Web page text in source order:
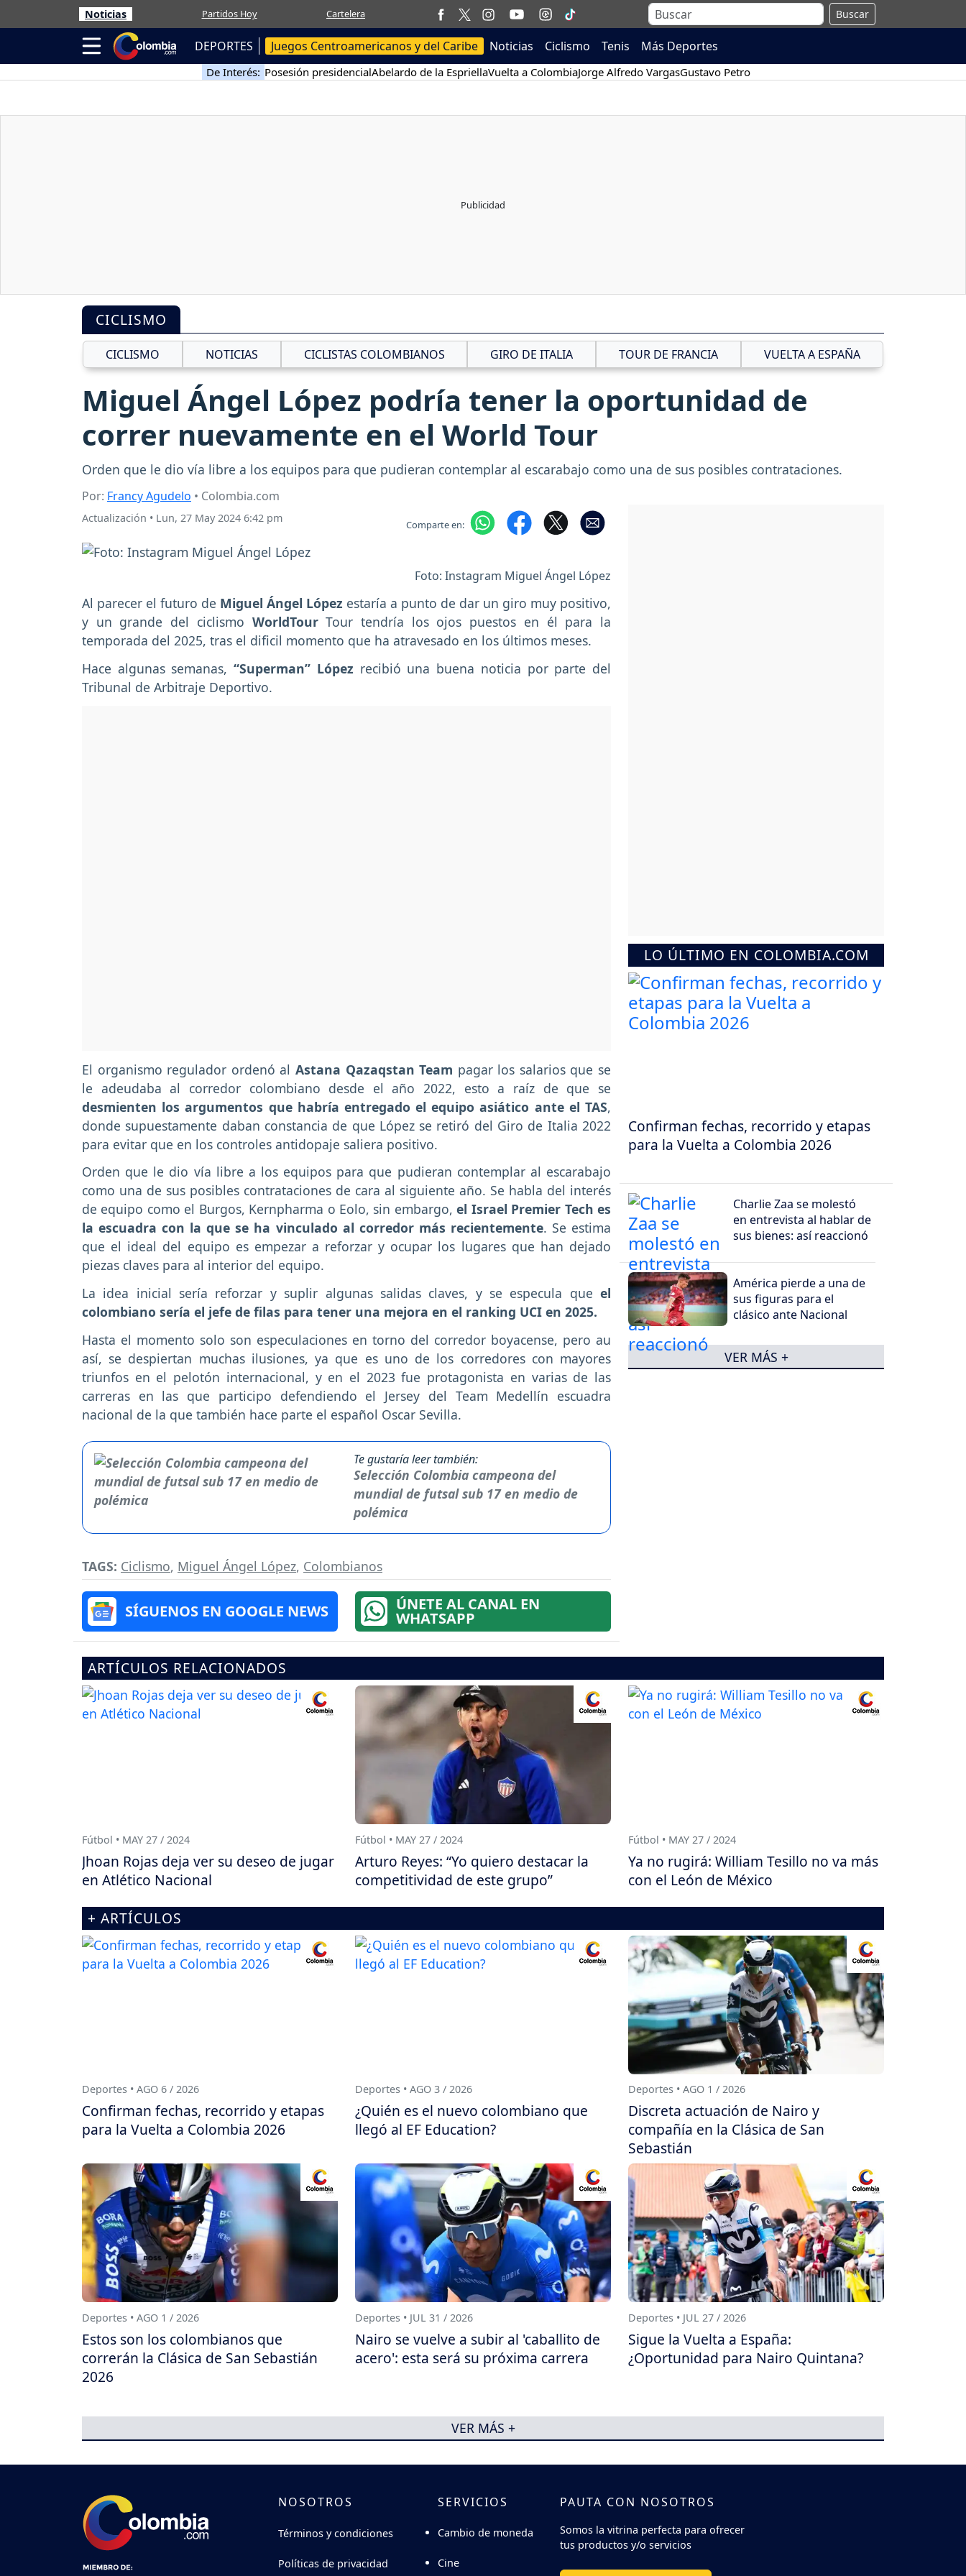
Noticias Partidos Hoy Cartelera Buscar
DEPORTES Juegos Centroamericanos y del Caribe Noticias Ciclismo Tenis Más Deportes
De Interés: Posesión presidencialAbelardo de la EspriellaVuelta a ColombiaJorge Alfredo VargasGustavo Petro
CICLISMO
CICLISMO NOTICIAS CICLISTAS COLOMBIANOS GIRO DE ITALIA TOUR DE FRANCIA VUELTA A ESPAÑA
Miguel Ángel López podría tener la oportunidad de
correr nuevamente en el World Tour
Orden que le dio vía libre a los equipos para que pudieran contemplar al escarabajo como una de sus posibles contrataciones.
Por: Francy Agudelo • Colombia.com
Actualización • Lun, 27 May 2024 6:42 pm Comparte en:
Foto: Instagram Miguel Ángel López
Al parecer el futuro de Miguel Ángel López estaría a punto de dar un giro muy positivo,
y un grande del ciclismo WorldTourTour tendría los ojos puestos en él para la
temporada del 2025, tras el dificil momento que ha atravesado en los últimos meses.
Hace algunas semanas,“Superman” López recibió una buena noticia por parte del
Tribunal de Arbitraje Deportivo.
El organismo regulador ordenó al Astana Qazaqstan Team pagar los salarios que se
le adeudaba al corredor colombiano desde el año 2022, esto a raíz de que se
desmienten los argumentos que habría entregado el equipo asiático ante el TAS,
donde supuestamente daban constancia de que López se retiró del Giro de Italia 2022
para evitar que en los controles antidopaje saliera positivo.
Orden que le dio vía libre a los equipos para que pudieran contemplar al escarabajo
como una de sus posibles contrataciones de cara al siguiente año. Se habla del interés
de equipo como el Burgos, Kernpharma o Eolo, sin embargo,el Israel Premier Tech es
la escuadra con la que se ha vinculado al corredor más recientemente. Se estima
que el ideal del equipo es empezar a reforzar y ocupar los lugares que han dejado
piezas claves para al interior del equipo.
La idea inicial sería reforzar y suplir algunas salidas claves, y se especula que el
colombiano sería el jefe de filas para tener una mejora en el ranking UCI en 2025.
Hasta el momento solo son especulaciones en torno del corredor boyacense, pero au
así, se despiertan muchas ilusiones, ya que es uno de los corredores con mayores
triunfos en el pelotón internacional, y en el 2023 fue protagonista en varias de las
carreras en las que participo defendiendo el Jersey del Team Medellín escuadra
nacional de la que también hace parte el español Oscar Sevilla.
Te gustaría leer también:
Selección Colombia campeona del
mundial de futsal sub 17 en medio de
polémica
TAGS: Ciclismo, Miguel Ángel López, Colombianos
SÍGUENOS EN GOOGLE NEWS ÚNETE AL CANAL EN
WHATSAPP
LO ÚLTIMO EN COLOMBIA.COM
Confirman fechas, recorrido y etapas
para la Vuelta a Colombia 2026
Charlie Zaa se molestó
en entrevista al hablar de
sus bienes: así reaccionó
América pierde a una de
sus figuras para el
clásico ante Nacional
VER MÁS +
ARTÍCULOS RELACIONADOS
Fútbol • MAY 27 / 2024
Jhoan Rojas deja ver su deseo de jugar
en Atlético Nacional
Fútbol • MAY 27 / 2024
Arturo Reyes: “Yo quiero destacar la
competitividad de este grupo”
Fútbol • MAY 27 / 2024
Ya no rugirá: William Tesillo no va más
con el León de México
+ ARTÍCULOS
Deportes • AGO 6 / 2026
Confirman fechas, recorrido y etapas
para la Vuelta a Colombia 2026
Deportes • AGO 3 / 2026
¿Quién es el nuevo colombiano que
llegó al EF Education?
Deportes • AGO 1 / 2026
Discreta actuación de Nairo y
compañía en la Clásica de San
Sebastián
Deportes • AGO 1 / 2026
Estos son los colombianos que
correrán la Clásica de San Sebastián
2026
Deportes • JUL 31 / 2026
Nairo se vuelve a subir al 'caballito de
acero': esta será su próxima carrera
Deportes • JUL 27 / 2026
Sigue la Vuelta a España:
¿Oportunidad para Nairo Quintana?
VER MÁS +
NOSOTROS
Términos y condiciones
Políticas de privacidad
SERVICIOS
Cambio de moneda
Cine
PAUTA CON NOSOTROS
Somos la vitrina perfecta para ofrecer
tus productos y/o servicios